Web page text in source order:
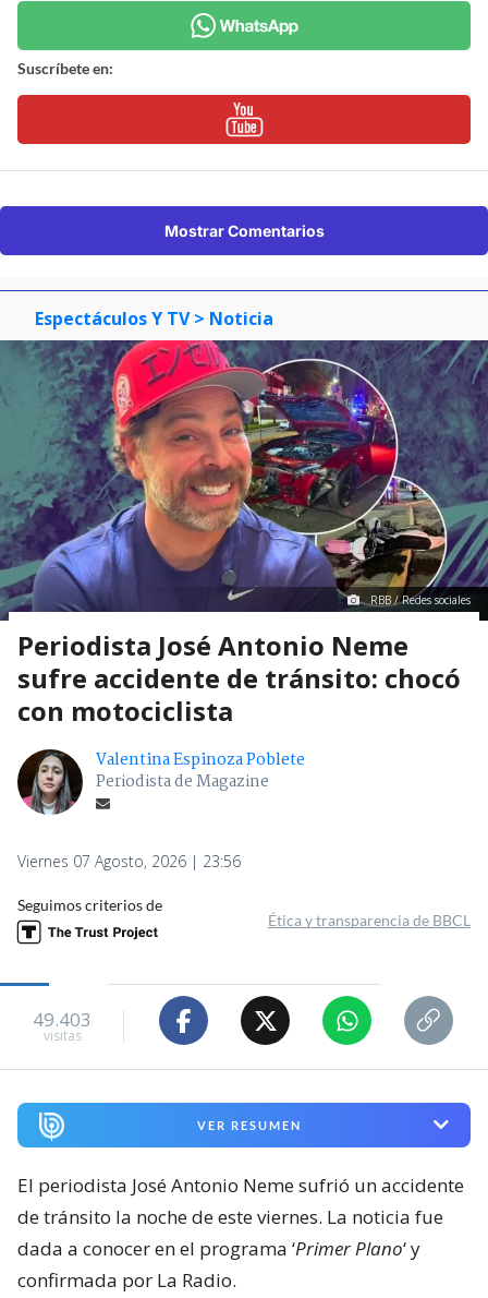
Suscríbete en:
Mostrar Comentarios
Espectáculos Y TV > Noticia
RBB / Redes sociales
Periodista José Antonio Neme
sufre accidente de tránsito: chocó
con motociclista
Valentina Espinoza Poblete
Periodista de Magazine
Viernes 07 Agosto, 2026 | 23:56
Seguimos criterios de
Ética y transparencia de BBCL
49.403
visitas
VER RESUMEN
El periodista José Antonio Neme sufrió un accidente
de tránsito la noche de este viernes. La noticia fue
dada a conocer en el programa ‘Primer Plano‘ y
confirmada por La Radio.